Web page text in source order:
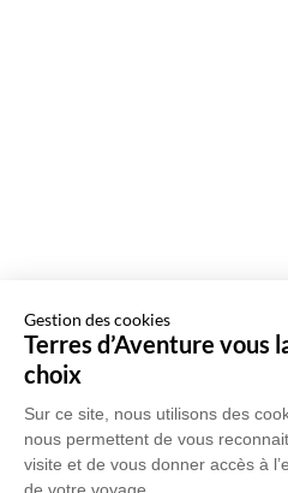
Gestion des cookies
Terres d’Aventure vous
choix
Sur ce site, nous utilisons des
nous permettent de vous
visite et de vous donner accès à
de votre voyage.